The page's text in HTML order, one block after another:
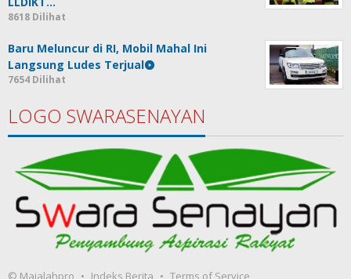
8618 Dilihat
Baru Meluncur di RI, Mobil Mahal Ini
Langsung Ludes Terjual
7654 Dilihat
LOGO SWARASENAYAN
© Majalahpro Indeks Berita Terms of Service